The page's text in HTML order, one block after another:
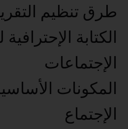
طرق تنظيم
الكتابة
الإجتماعات
المكونات
الإجتماع